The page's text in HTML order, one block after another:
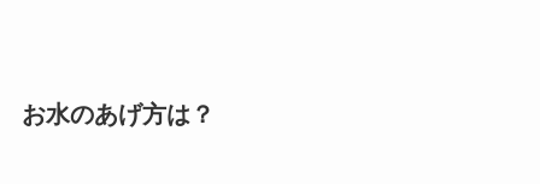
お水のあげ方は？